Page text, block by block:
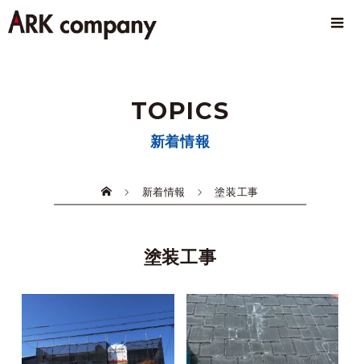
TOPICS
新着情報
新着情報 塗装工事
塗装工事